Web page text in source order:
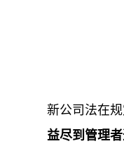
新公司法在
益尽到管理